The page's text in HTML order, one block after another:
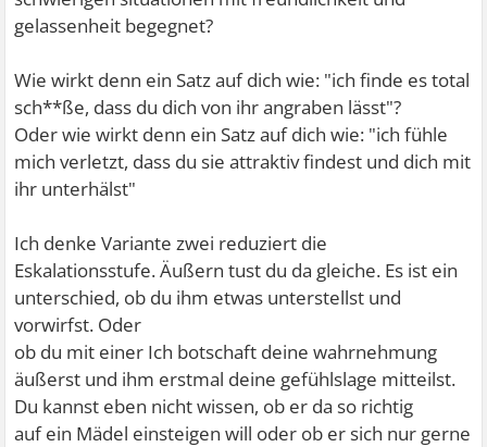
gelassenheit begegnet?
Wie wirkt denn ein Satz auf dich wie: "ich finde es total
sch**ße, dass du dich von ihr angraben lässt"?
Oder wie wirkt denn ein Satz auf dich wie: "ich fühle
mich verletzt, dass du sie attraktiv findest und dich mit
ihr unterhälst"
Ich denke Variante zwei reduziert die
Eskalationsstufe. Äußern tust du da gleiche. Es ist ein
unterschied, ob du ihm etwas unterstellst und
vorwirfst. Oder
ob du mit einer Ich botschaft deine wahrnehmung
äußerst und ihm erstmal deine gefühlslage mitteilst.
Du kannst eben nicht wissen, ob er da so richtig
auf ein Mädel einsteigen will oder ob er sich nur gerne